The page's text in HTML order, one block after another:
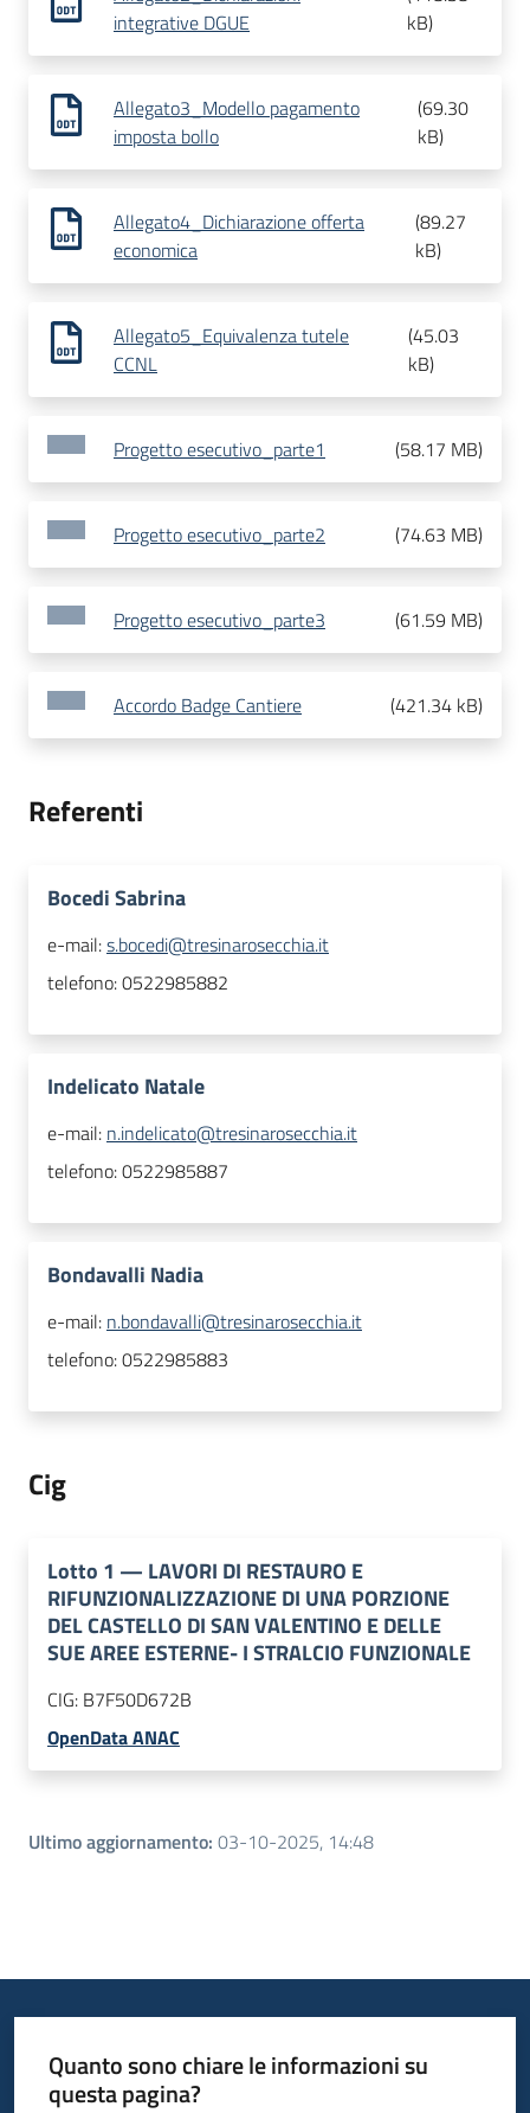
integrative DGUE
kB)
Allegato3_Modello pagamento
imposta bollo
(69.30
kB)
Allegato4_Dichiarazione offerta
economica
(89.27
kB)
Allegato5_Equivalenza tutele
CCNL
(45.03
kB)
Progetto esecutivo_parte1 (58.17 MB)
Progetto esecutivo_parte2 (74.63 MB)
Progetto esecutivo_parte3 (61.59 MB)
Accordo Badge Cantiere (421.34 kB)
Referenti
Bocedi Sabrina
e-mail:s.bocedi@tresinarosecchia.it
telefono:0522985882
Indelicato Natale
e-mail: n.indelicato@tresinarosecchia.it
telefono:0522985887
Bondavalli Nadia
e-mail: n.bondavalli@tresinarosecchia.it
telefono:0522985883
Cig
Lotto 1 — LAVORI DI RESTAURO E
RIFUNZIONALIZZAZIONE DI UNA PORZIONE
DEL CASTELLO DI SAN VALENTINO E DELLE
SUE AREE ESTERNE- I STRALCIO FUNZIONALE
CIG: B7F50D672B
OpenData ANAC
Ultimo aggiornamento: 03-10-2025, 14:48
Quanto sono chiare le informazioni su
questa pagina?